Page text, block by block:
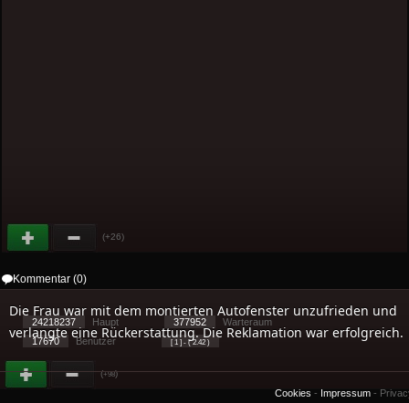
(+26)
Kommentar (0)
Die Frau war mit dem montierten Autofenster unzufrieden und
verlangte eine Rückerstattung. Die Reklamation war erfolgreich.
(+98)
24218237 Haupt 377952
Warteraum
17670
Benutzer [ 1 ] - ( 2.42 )
Cookies - Impressum -